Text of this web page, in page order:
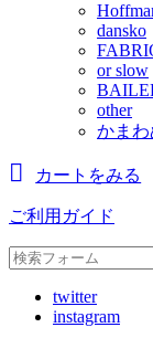
dansko
or slow
other
かまわ
カートをみる
ご利用ガイド
twitter
instagram